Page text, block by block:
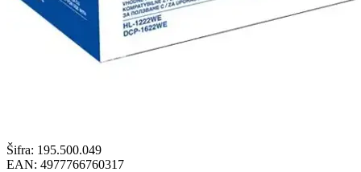
Šifra: 195.500.049
EAN: 4977766760317